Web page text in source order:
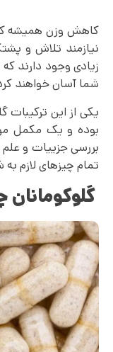
کاهش وزن همیشه
نیازمند تلاش و
زیادی وجود دارند که
شما آسان خواهند
یکی از این ترکیبات
بوده و یک مکمل
بررسی جزییات و علم
تمام چیزهای لازم